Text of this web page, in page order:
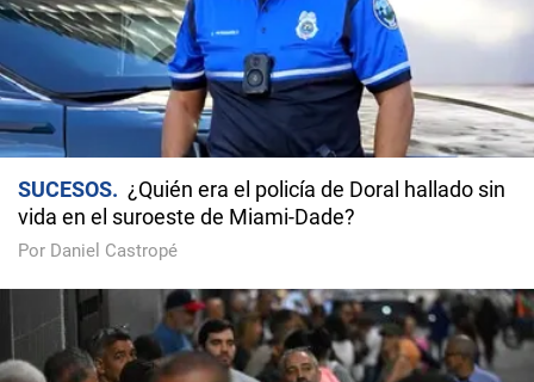
SUCESOS
¿Quién era el policía de Doral hallado sin
vida en el suroeste de Miami-Dade?
Por Daniel Castropé